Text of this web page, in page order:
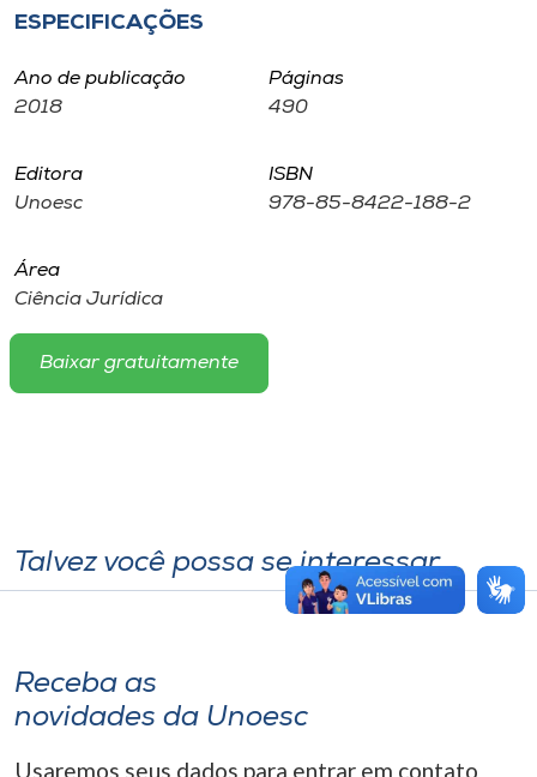
Store
A-
ESPECIFICAÇÕES
Ano de publicação
2018
Páginas
490
Editora
Unoesc
ISBN
978-85-8422-188-2
Área
Ciência Jurídica
Baixar gratuitamente
Talvez você possa se interessar
Receba as
novidades da Unoesc
Usaremos seus dados para entrar em contato